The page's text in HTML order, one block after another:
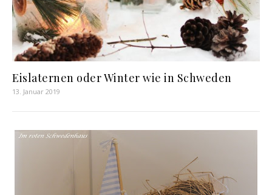
Eislaternen oder Winter wie in Schweden
13. Januar 2019